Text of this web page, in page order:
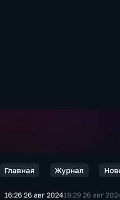
Главная Журнал
16:26 26 авг 202419:29 26 авг